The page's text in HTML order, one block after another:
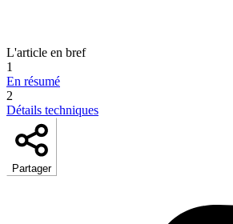
L'article en bref
1
En résumé
2
Détails techniques
Partager